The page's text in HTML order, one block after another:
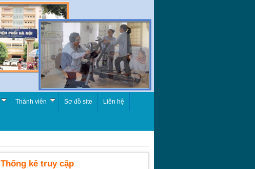
Thành viên Sơ đồ site Liên hệ
Thống kê truy cập